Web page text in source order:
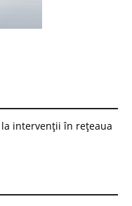
intervenții în rețeaua